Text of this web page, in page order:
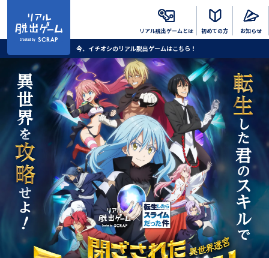
リアル脱出ゲームとは 初めての方 お知らせ
今、イチオシのリアル脱出ゲームはこちら！